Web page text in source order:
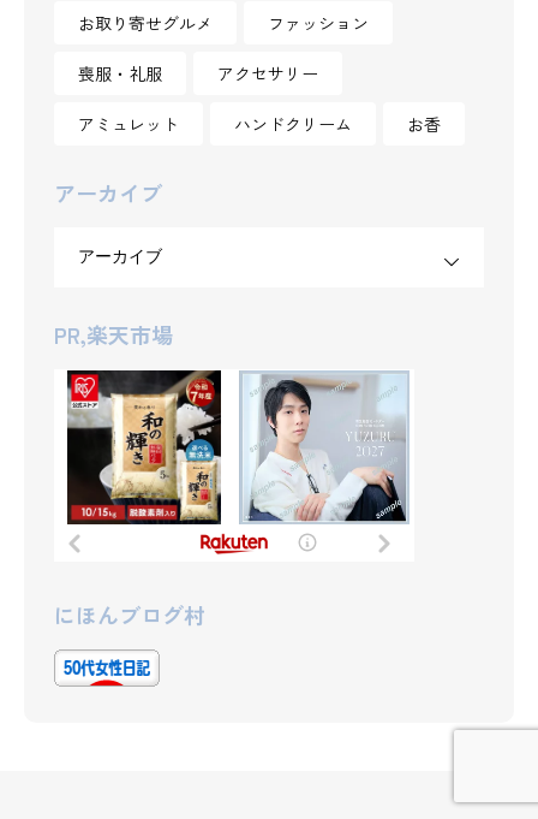
お取り寄せグルメ ファッション
喪服・礼服 アクセサリー
アミュレット ハンドクリーム お香
アーカイブ
PR,楽天市場
にほんブログ村
Contact